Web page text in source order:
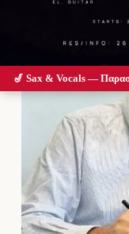
🎷 Sax & Vocals —